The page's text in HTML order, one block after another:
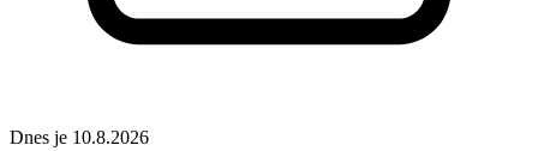
Dnes je 10.8.2026